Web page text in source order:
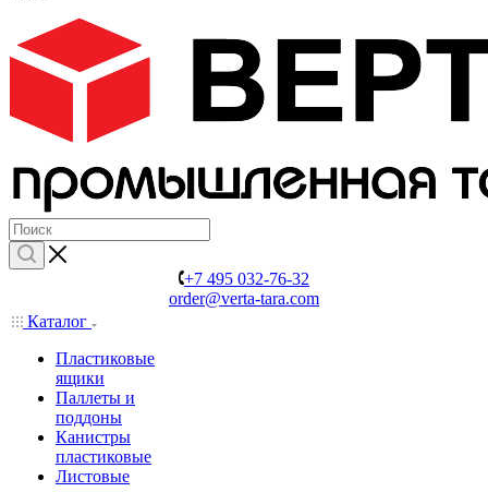
+7 495 032-76-32
order@verta-tara.com
Каталог
Пластиковые
ящики
Паллеты и
поддоны
Канистры
пластиковые
Листовые